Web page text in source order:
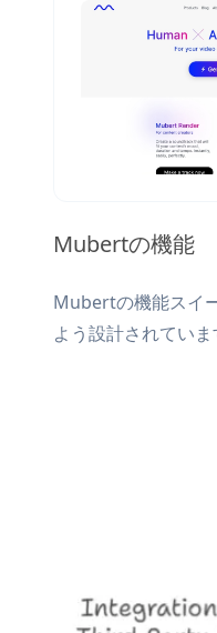
Mubertの機能
Mubertの機能スイ
よう設計されてい